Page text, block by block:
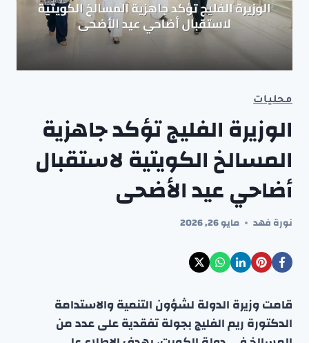
محليات
الوزيرة الفليج تؤكد جاهزية
المسالخ الكويتية لاستقبال
أضاحي عيد الأضحى
نورة فهد مايو 26, 2026
قامت وزيرة الدولة لشؤون التنمية والاستدامة
الدكتورة ريم الفليج بجولة تفقدية على عدد من